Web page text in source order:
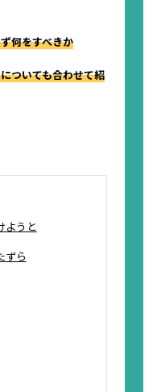
何をすべきか
ついても合わせて紹
ようと
ずら